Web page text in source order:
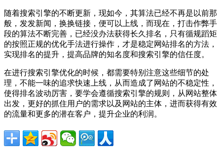
随着搜索引擎的不断更新，现如今，其算法已经不再是以前那
般，发发新闻，换换链接，便可以上线，而现在，打击作弊手
段的算法不断完善，已经没办法获得长久排名，只有循规蹈矩
的按照正规的优化手法进行操作，才是稳定网站排名的方法，
实现排名的提升，提高品牌的知名度和搜索引擎的信任度。
在进行搜索引擎优化的时候，都需要特别注意这些细节的处
理，不能一味的追求快速上线，从而造成了网站的不稳定性，
使得排名波动厉害，要学会遵循搜索引擎的规则，从网站整体
出发，更好的抓住用户的需求以及网站的主体，进而获得有效
的流量和更多的潜在客户，提升企业的利润。